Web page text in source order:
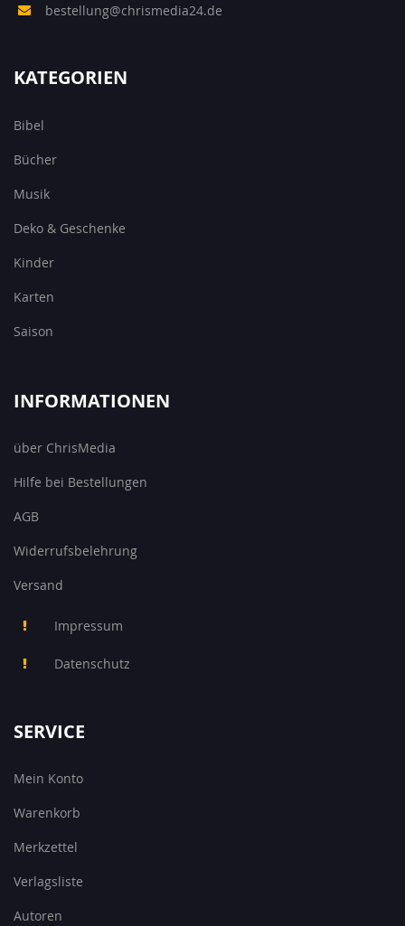
bestellung@chrismedia24.de
KATEGORIEN
Bibel
Bücher
Musik
Deko & Geschenke
Kinder
Karten
Saison
INFORMATIONEN
über ChrisMedia
Hilfe bei Bestellungen
AGB
Widerrufsbelehrung
Versand
Impressum
Datenschutz
SERVICE
Mein Konto
Warenkorb
Merkzettel
Verlagsliste
Autoren